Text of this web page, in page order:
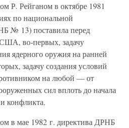
Р. Рейганом в октябре 1981
по национальной
№ 13) поставила перед
во-первых, задачу
ядерного оружия на ранней
задачу создания условий
на любой — от
сил вплоть до начала
конфликта.
в мае 1982 г. директива ДРНБ